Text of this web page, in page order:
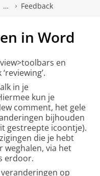
Feedback
in Word
en
in je
kun je
comment, het gele
bijhouden
gestreepte icoontje).
die je hebt
weghalen, via het
erdoor.
op